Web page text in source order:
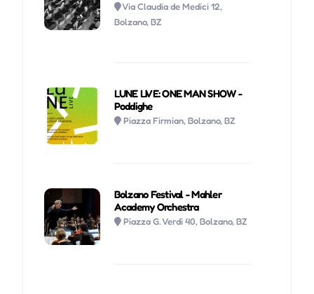
Via Claudia de Medici 12,
Bolzano, BZ
LUNE LIVE: ONE MAN SHOW -
Poddighe
Piazza Firmian, Bolzano, BZ
Bolzano Festival - Mahler
Academy Orchestra
Piazza G. Verdi 40, Bolzano, BZ